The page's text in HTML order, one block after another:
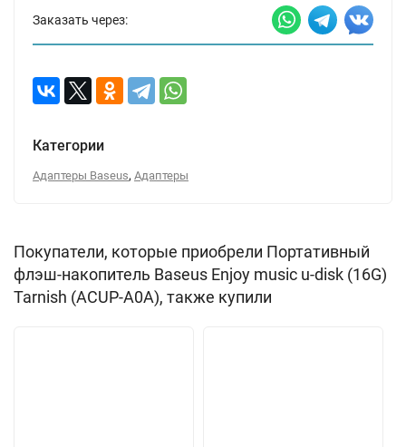
Заказать через:
Категории
Адаптеры Baseus, Адаптеры
Покупатели, которые приобрели Портативный
флэш-накопитель Baseus Enjoy music u-disk (16G)
Tarnish (ACUP-A0A), также купили